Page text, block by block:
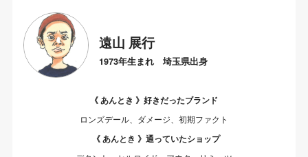
遠山 展行
1973年生まれ 埼玉県出身
《 あんとき 》好きだったブランド
ロンズデール、ダメージ、初期ファクト
《 あんとき 》通っていたショップ